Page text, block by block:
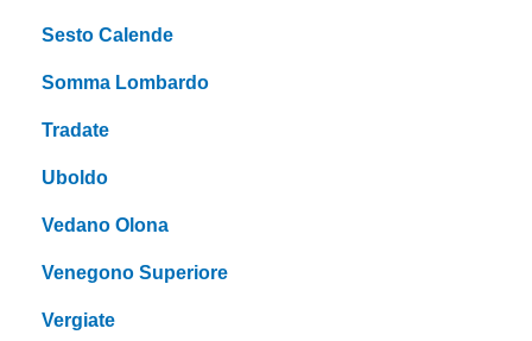
Sesto Calende
Somma Lombardo
Tradate
Uboldo
Vedano Olona
Venegono Superiore
Vergiate